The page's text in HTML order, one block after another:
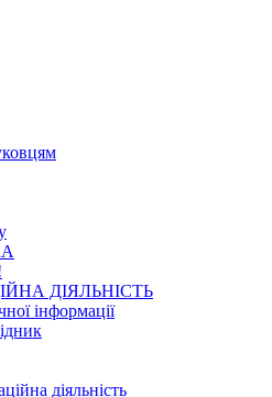
ДІЯЛЬНІСТЬ
інформації
діяльність